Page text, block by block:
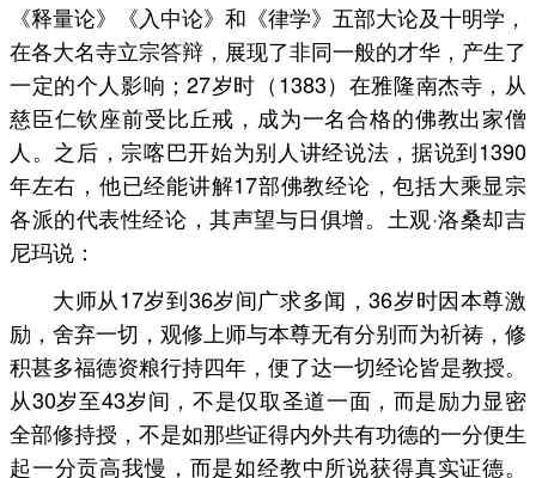
《释量论》《入中论》和《律学》五部大论及十明学，
在各大名寺立宗答辩，展现了非同一般的才华，产生了
一定的个人影响；27岁时（1383）在雅隆南杰寺，从
慈臣仁钦座前受比丘戒，成为一名合格的佛教出家僧
人。之后，宗喀巴开始为别人讲经说法，据说到1390
年左右，他已经能讲解17部佛教经论，包括大乘显宗
各派的代表性经论，其声望与日俱增。土观·洛桑却吉
尼玛说：
大师从17岁到36岁间广求多闻，36岁时因本尊激
励，舍弃一切，观修上师与本尊无有分别而为祈祷，修
积甚多福德资粮行持四年，便了达一切经论皆是教授。
从30岁至43岁间，不是仅取圣道一面，而是励力显密
全部修持授，不是如那些证得内外共有功德的一分便生
起一分贡高我慢，而是如经教中所说获得真实证德。